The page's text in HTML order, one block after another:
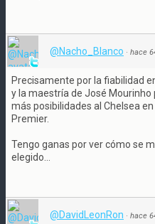
@Nacho_Blanco · hace
Precisamente por la fiabilidad
y la maestría de José
más posibilidades al Chelsea
Premier.
Tengo ganas por ver cómo se
elegido...
@DavidLeonRon · hace